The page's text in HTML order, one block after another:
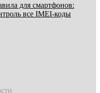
для смартфонов:
все IMEI-коды